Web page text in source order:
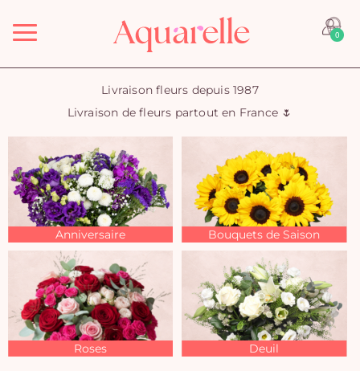
Menu 0
Livraison fleurs depuis 1987
Livraison de fleurs partout en France 🌷
Anniversaire Bouquets de Saison
Roses Deuil